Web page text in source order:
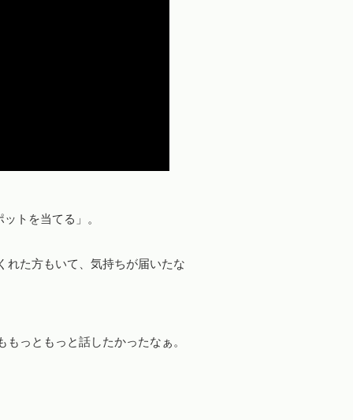
トを当てる」。
れた方もいて、気持ちが届いたな
っともっと話したかったなぁ。